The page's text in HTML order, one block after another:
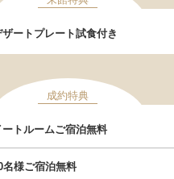
ートプレート試食付き
成約特典
トルームご宿泊無料
名様ご宿泊無料